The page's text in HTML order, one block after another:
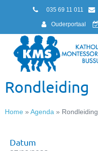
035 69 11 011
Ouderportaal
Rondleiding
Home » Agenda » Rondleiding
Datum